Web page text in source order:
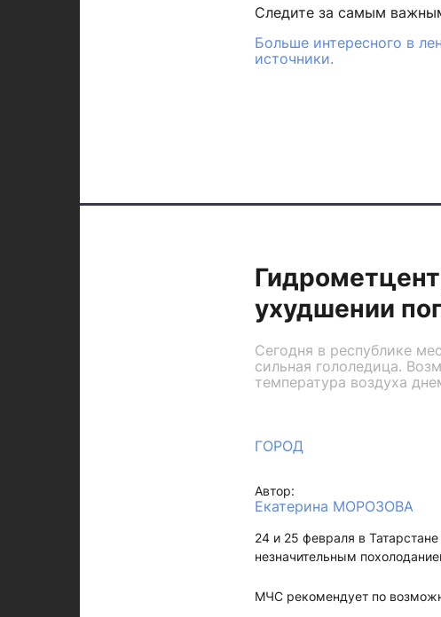
Следите за самым
Больше интересного в
источники.
ухудшении
Сегодня в республике
сильная гололедица.
температура воздуха
ГОРОД
Автор:
Екатерина МОРОЗОВА
24 и 25 февраля в
незначительным
МЧС рекомендует по